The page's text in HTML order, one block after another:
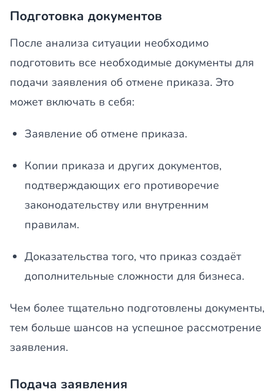
Подготовка документов
После анализа ситуации необходимо
подготовить все необходимые документы для
подачи заявления об отмене приказа. Это
может включать в себя:
Заявление об отмене приказа.
Копии приказа и других документов,
подтверждающих его противоречие
законодательству или внутренним
правилам.
Доказательства того, что приказ создаёт
дополнительные сложности для бизнеса.
Чем более тщательно подготовлены документы,
тем больше шансов на успешное рассмотрение
заявления.
Подача заявления